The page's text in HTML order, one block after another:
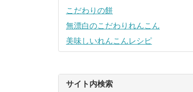
こだわりの餅
無漂白のこだわりれんこん
美味しいれんこんレシピ
サイト内検索